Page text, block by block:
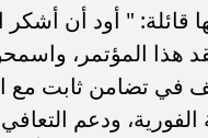
قائلة: " أود أن
هذا المؤتمر،
في تضامن ثابت مع
ودعم التعافي